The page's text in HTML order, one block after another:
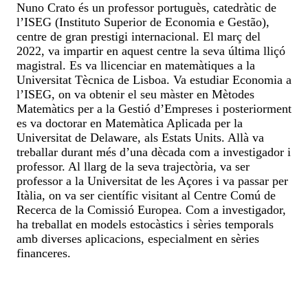
Nuno Crato és un professor portuguès, catedràtic de
l’ISEG (Instituto Superior de Economia e Gestão),
centre de gran prestigi internacional. El març del
2022, va impartir en aquest centre la seva última lliçó
magistral. Es va llicenciar en matemàtiques a la
Universitat Tècnica de Lisboa. Va estudiar Economia a
l’ISEG, on va obtenir el seu màster en Mètodes
Matemàtics per a la Gestió d’Empreses i posteriorment
es va doctorar en Matemàtica Aplicada per la
Universitat de Delaware, als Estats Units. Allà va
treballar durant més d’una dècada com a investigador i
professor. Al llarg de la seva trajectòria, va ser
professor a la Universitat de les Açores i va passar per
Itàlia, on va ser científic visitant al Centre Comú de
Recerca de la Comissió Europea. Com a investigador,
ha treballat en models estocàstics i sèries temporals
amb diverses aplicacions, especialment en sèries
financeres.